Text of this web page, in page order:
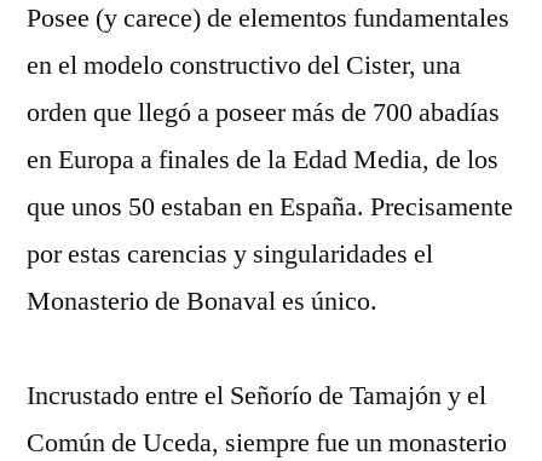
Posee (y carece) de elementos fundamentales
en el modelo constructivo del Cister, una
orden que llegó a poseer más de 700 abadías
en Europa a finales de la Edad Media, de los
que unos 50 estaban en España. Precisamente
por estas carencias y singularidades el
Monasterio de Bonaval es único.
Incrustado entre el Señorío de Tamajón y el
Común de Uceda, siempre fue un monasterio